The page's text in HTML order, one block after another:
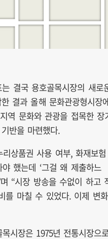
결국 용호골목시장의 새로
결과 올해 문화관광형시장
역 문화와 관광을 접목한 장
반을 마련했다.
상품권 사용 여부, 화재보험
했는데 ‘그걸 왜 제출하느
“시장 방송을 수없이 하고
를 마칠 수 있었다. 이제 변화
시장은 1975년 전통시장으